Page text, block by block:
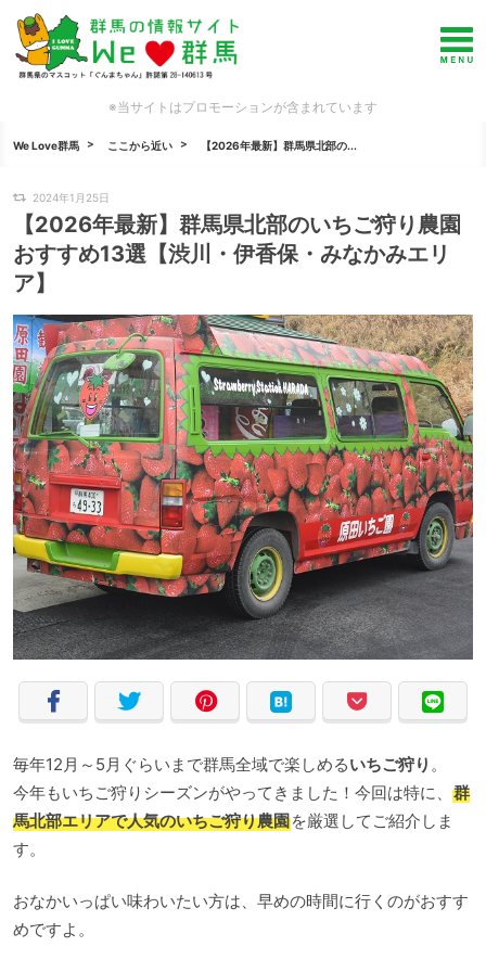
※当サイトはプロモーションが含まれています
We Love群馬 ここから近い 【2026年最新】群馬県北部の...
2024年1月25日
【2026年最新】群馬県北部のいちご狩り農園
おすすめ13選【渋川・伊香保・みなかみエリ
ア】
毎年12月～5月ぐらいまで群馬全域で楽しめるいちご狩り 。
今年もいちご狩りシーズンがやってきました！今回は特に、 群
馬北部エリアで人気のいちご狩り農園を厳選してご紹介しま
す。
おなかいっぱい味わいたい方は、早めの時間に行くのがおすす
めですよ。